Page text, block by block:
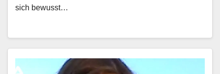
sich bewusst…